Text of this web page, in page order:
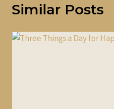
Similar Posts